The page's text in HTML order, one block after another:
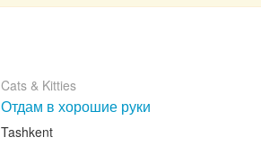
Cats & Kitties
Отдам в хорошие руки
Tashkent